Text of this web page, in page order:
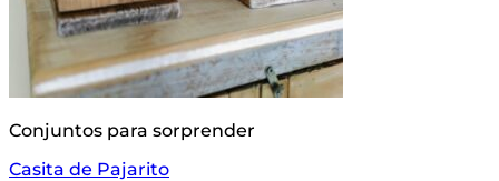
Conjuntos para sorprender
Casita de Pajarito